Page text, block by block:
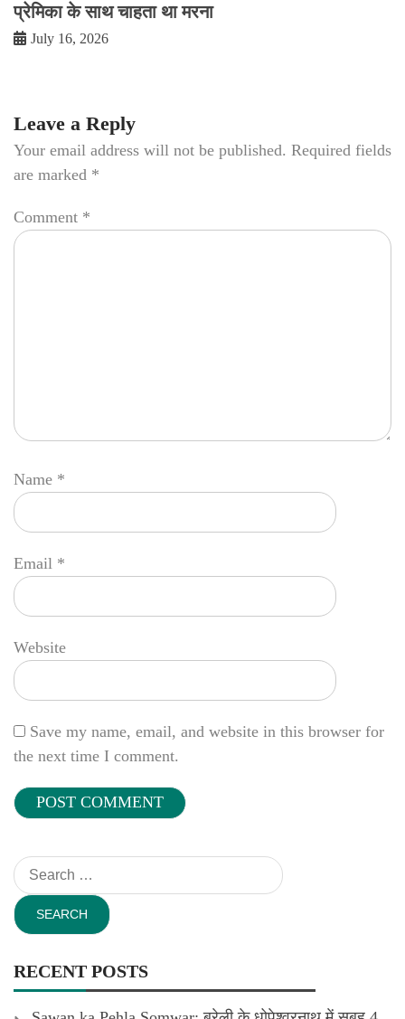
प्रेमिका के साथ चाहता था मरना
July 16, 2026
Leave a Reply
Your email address will not be published. Required fields
are marked *
Comment *
Name *
Email *
Website
Save my name, email, and website in this browser for
the next time I comment.
Search
for:
RECENT POSTS